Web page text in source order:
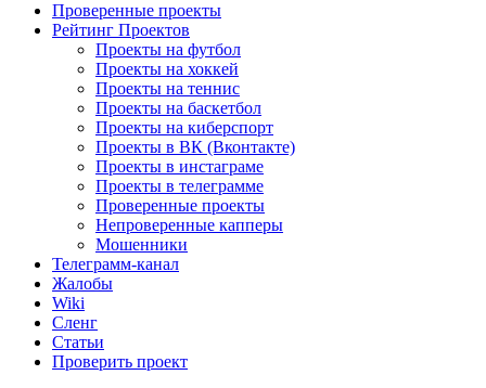
Проверенные проекты
Рейтинг Проектов
Проекты на футбол
Проекты на хоккей
Проекты на теннис
Проекты на баскетбол
Проекты на киберспорт
Проекты в ВК (Вконтакте)
Проекты в инстаграме
Проекты в телеграмме
Проверенные проекты
Непроверенные капперы
Мошенники
Телеграмм-канал
Жалобы
Wiki
Сленг
Статьи
Проверить проект